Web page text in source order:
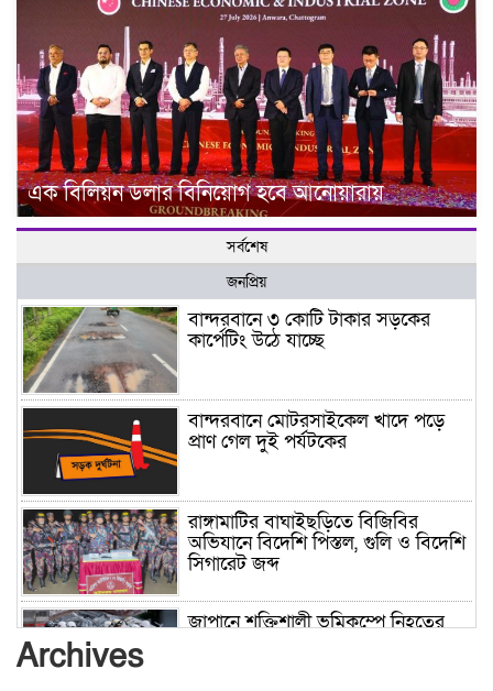
এক বিলিয়ন ডলার বিনিয়োগ হবে আনোয়ারায়
সর্বশেষ
জনপ্রিয়
বান্দরবানে ৩ কোটি টাকার সড়কের
কার্পেটিং উঠে যাচ্ছে
বান্দরবানে মোটরসাইকেল খাদে পড়ে
প্রাণ গেল দুই পর্যটকের
রাঙ্গামাটির বাঘাইছড়িতে বিজিবির
অভিযানে বিদেশি পিস্তল, গুলি ও বিদেশি
সিগারেট জব্দ
জাপানে শক্তিশালী ভূমিকম্পে নিহতের
Archives